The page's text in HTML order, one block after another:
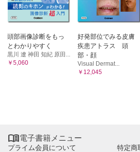
頭部画像診断をもっ
とわかりやすく
黒川 遼 神田 知紀 原田...
￥5,060
好発部位でみる皮膚
疾患アトラス 頭
部・顔
Visual Dermat...
￥12,045
電子書籍メニュー
プライム会員について 特定商